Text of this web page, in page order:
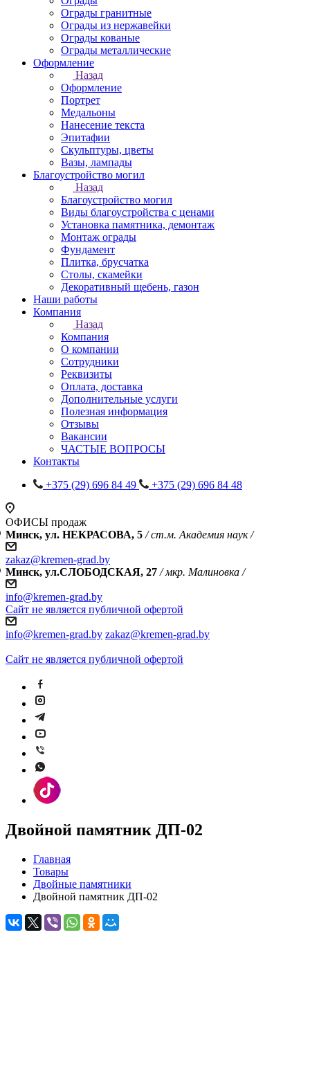
Ограды гранитные
Ограды из нержавейки
Ограды кованые
Ограды металлические
Оформление
Назад
Оформление
Портрет
Медальоны
Нанесение текста
Эпитафии
Скульптуры, цветы
Вазы, лампады
Благоустройство могил
Назад
Благоустройство могил
Виды благоустройства с ценами
Установка памятника, демонтаж
Монтаж ограды
Фундамент
Плитка, брусчатка
Столы, скамейки
Декоративный щебень, газон
Наши работы
Компания
Назад
Компания
О компании
Сотрудники
Реквизиты
Оплата, доставка
Дополнительные услуги
Полезная информация
Отзывы
Вакансии
ЧАСТЫЕ ВОПРОСЫ
Контакты
+375 (29) 696 84 49
+375 (29) 696 84 48
ОФИСЫ продаж
Минск, ул. НЕКРАСОВА, 5 / ст.м. Академия наук /
zakaz@kremen-grad.by
Минск, ул.СЛОБОДСКАЯ, 27 / мкр. Малиновка /
info@kremen-grad.by
Сайт не является публичной офертой
info@kremen-grad.by zakaz@kremen-grad.by
Сайт не является публичной офертой
Двойной памятник ДП-02
Главная
Товары
Двойные памятники
Двойной памятник ДП-02